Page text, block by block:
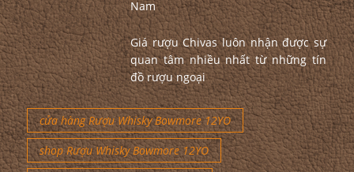
Được Săn Đón Nhiều Nhất Tại Việt
Nam
Giá rượu Chivas luôn nhận được sự
quan tâm nhiều nhất từ những tín
đồ rượu ngoại
cửa hàng Rượu Whisky Bowmore 12YO
shop Rượu Whisky Bowmore 12YO